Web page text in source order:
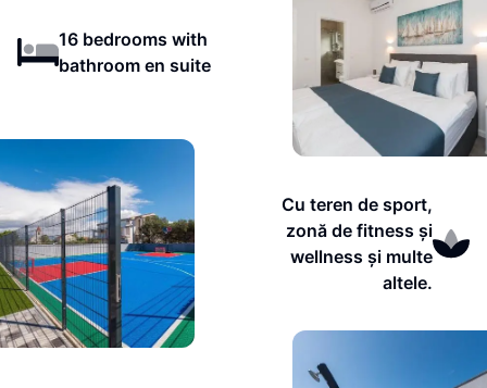
16 bedrooms with
bathroom en suite
Cu teren de sport,
zonă de fitness și
wellness și multe
altele.